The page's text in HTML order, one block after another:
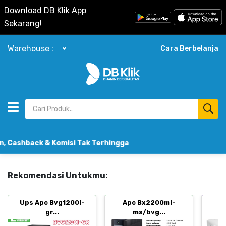
Download DB Klik App
Sekarang!
Warehouse : Cara Berbelanja
& Komisi Tak Terhingga
Rekomendasi Untukmu:
Ups Apc Bvg1200i-
gr...
Apc Bx2200mi-
ms/bvg...